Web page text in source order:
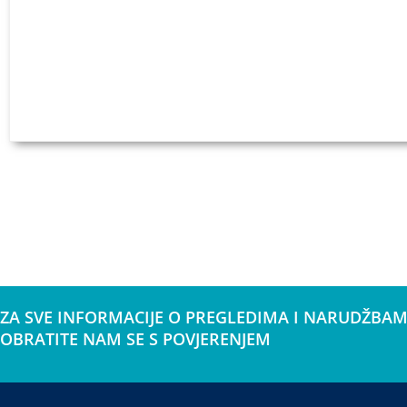
ZA SVE INFORMACIJE O PREGLEDIMA I
OBRATITE NAM SE S POVJERENJEM